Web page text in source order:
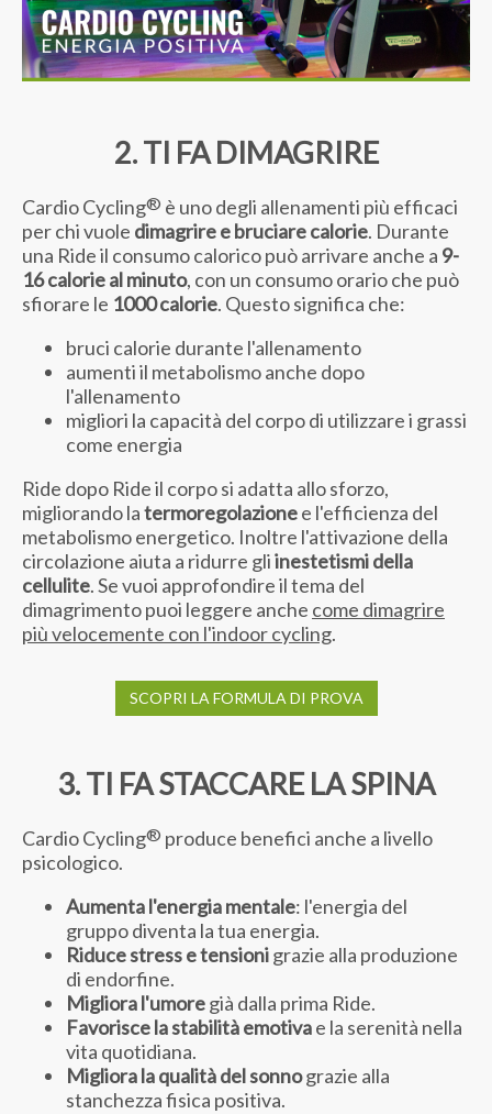
2. TI FA DIMAGRIRE
Cardio Cycling® è uno degli allenamenti più efficaci
per chi vuole dimagrire e bruciare calorie. Durante
una Ride il consumo calorico può arrivare anche a 9-
16 calorie al minuto, con un consumo orario che può
sfiorare le 1000 calorie. Questo significa che:
bruci calorie durante l'allenamento
aumenti il metabolismo anche dopo
l'allenamento
migliori la capacità del corpo di utilizzare i grassi
come energia
Ride dopo Ride il corpo si adatta allo sforzo,
migliorando latermoregolazionee l'efficienza del
metabolismo energetico. Inoltre l'attivazione della
circolazione aiuta a ridurre gliinestetismi della
cellulite. Se vuoi approfondire il tema del
dimagrimento puoi leggere anche come dimagrire
più velocemente con l'indoor cycling.
SCOPRI LA FORMULA DI PROVA
3. TI FA STACCARE LA SPINA
Cardio Cycling® produce benefici anche a livello
psicologico.
Aumenta l'energia mentale: l'energia del
gruppo diventa la tua energia.
Riduce stress e tensionigrazie alla produzione
di endorfine.
Migliora l'umoregià dalla prima Ride.
Favorisce la stabilità emotivae la serenità nella
vita quotidiana.
Migliora la qualità del sonnograzie alla
stanchezza fisica positiva.